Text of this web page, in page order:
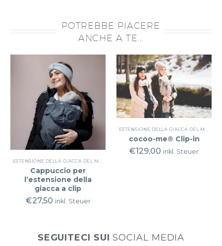
POTREBBE PIACERE
ANCHE A TE...
ESTENSIONE DELLA GIACCA DEL MARSUPIO
Cappuccio per
l’estensione della
giacca a clip
€27,50 inkl. Steuer
ESTENSIONE DELLA GIACCA DEL MARSUPIO
cocoo-me® Clip-in
€129,00 inkl. Steuer
SEGUITECI SUI SOCIAL MEDIA